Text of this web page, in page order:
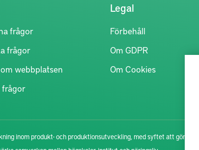
frågor
frågor
webbplatsen
frågor
Legal
Förbehåll
Om GDPR
Om Cookies
inom produkt- och produktionsutveckling, med syftet att göra